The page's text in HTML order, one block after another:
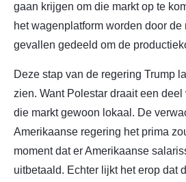
gaan krijgen om die markt op te
het wagenplatform worden door de
gevallen gedeeld om de
Deze stap van de regering Trump
zien. Want Polestar draait een
die markt gewoon lokaal. De
Amerikaanse regering het prima
moment dat er Amerikaanse
uitbetaald. Echter lijkt het erop dat